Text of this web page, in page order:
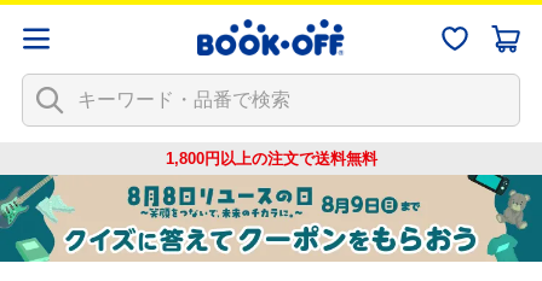
1,800円以上の注文で送料無料